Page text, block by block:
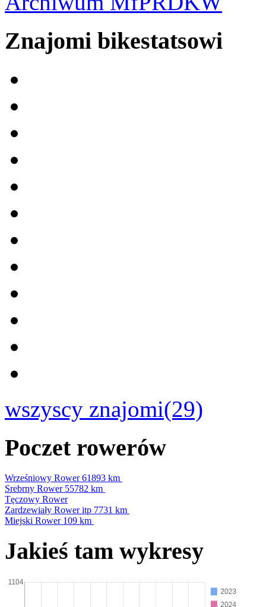
Znajomi bikestatsowi
wszyscy znajomi(29)
Poczet rowerów
Wrześniowy Rower61893 km
Srebrny Rower 55782 km
Tęczowy Rower
Zardzewiały Rower itp 7731 km
Miejski Rower 109 km
Jakieś tam wykresy